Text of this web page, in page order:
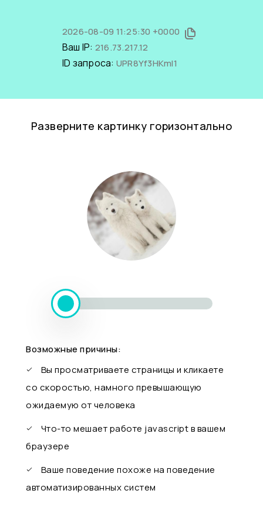
2026-08-09 11:25:30 +0000
Ваш IP: 216.73.217.12
ID запроса: UPR8Yf3HKmI1
Разверните картинку горизонтально
Возможные причины:
Вы просматриваете страницы и кликаете
со скоростью, намного превышающую
ожидаемую от человека
Что-то мешает работе javascript в вашем
браузере
Ваше поведение похоже на поведение
автоматизированных систем